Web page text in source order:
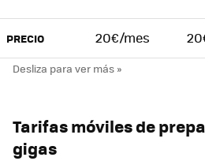
PRECIO 20€/mes
Tarifas móviles de
gigas